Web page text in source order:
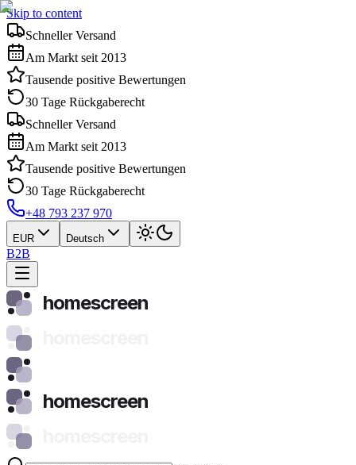
Skip to content
Schneller Versand
Am Markt seit 2013
Tausende positive Bewertungen
30 Tage Rückgaberecht
Schneller Versand
Am Markt seit 2013
Tausende positive Bewertungen
30 Tage Rückgaberecht
+48 793 237 970
EUR Deutsch
B2B
homescreen
homescreen